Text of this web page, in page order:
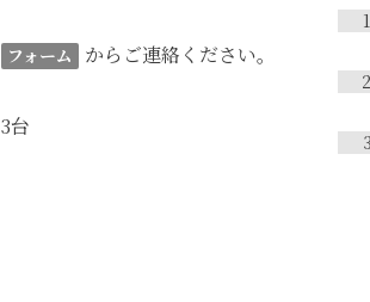
フォーム からご連絡ください。
3台